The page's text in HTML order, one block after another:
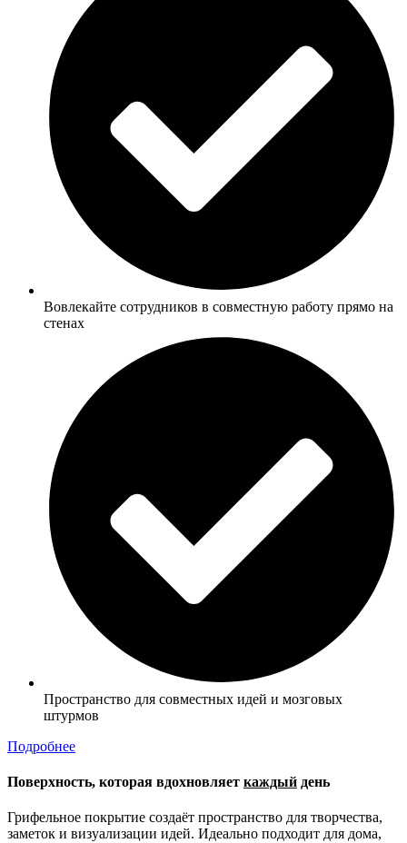
Вовлекайте сотрудников в совместную работу прямо на
стенах
Пространство для совместных идей и мозговых
штурмов
Подробнее
Поверхность, которая вдохновляет каждый день
Грифельное покрытие создаёт пространство для творчества,
заметок и визуализации идей. Идеально подходит для дома,